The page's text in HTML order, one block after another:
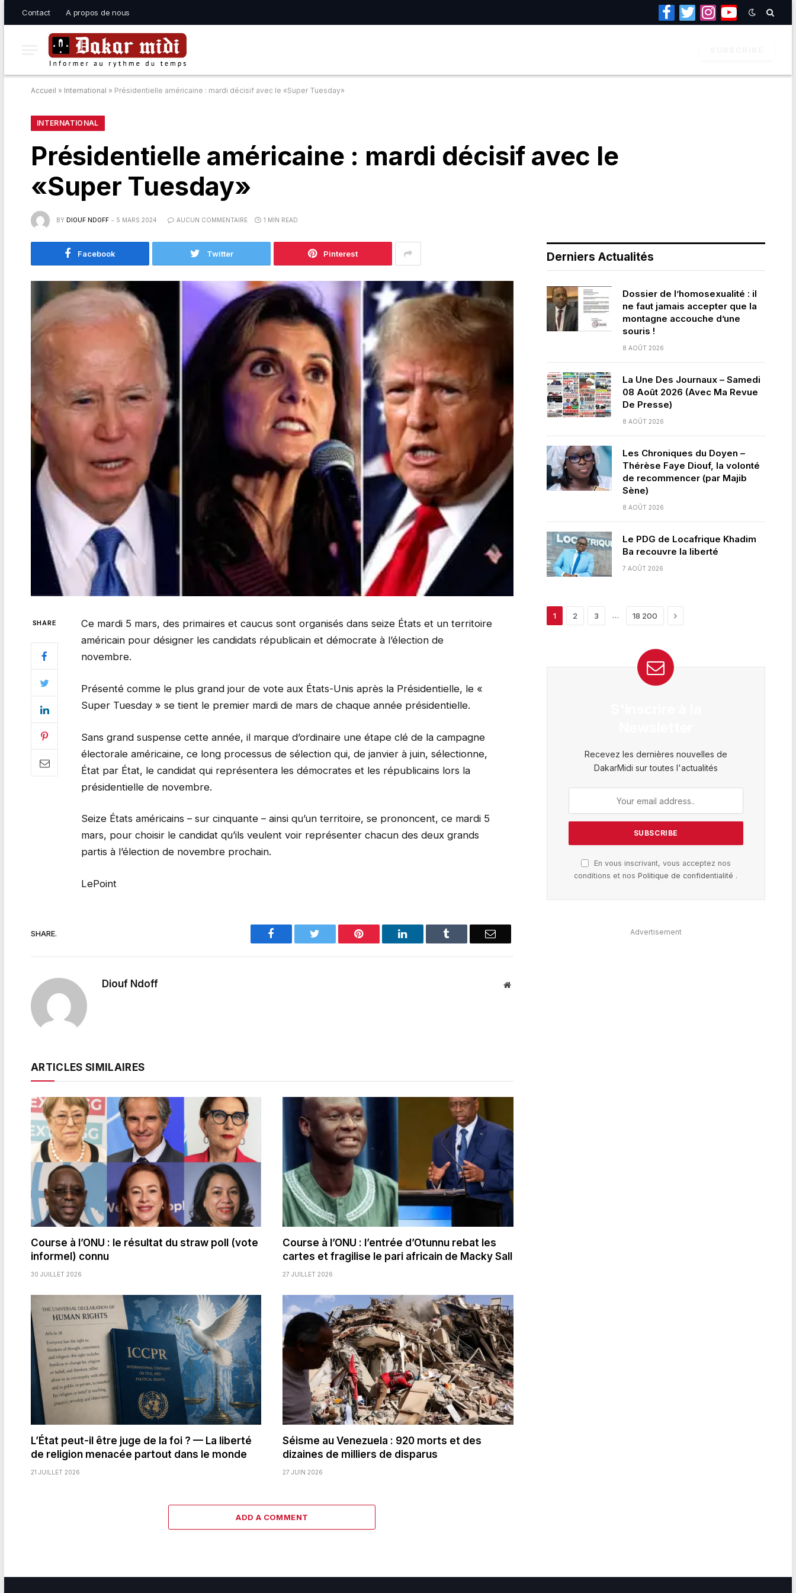
Contact A propos de nous
Facebook
TwitterInstagramYouTube
Accueil » International » Présidentielle américaine : mardi décisif avec le «Super Tuesday»
INTERNATIONAL
Présidentielle américaine : mardi décisif avec le
«Super Tuesday»
BY DIOUF NDOFF 5 MARS 2024 AUCUN COMMENTAIRE 1 MIN READ
Facebook Twitter Pinterest
SHARE
Ce mardi 5 mars, des primaires et caucus sont organisés dans seize États et un territoire
américain pour désigner les candidats républicain et démocrate à l’élection de
novembre.
Présenté comme le plus grand jour de vote aux États-Unis après la Présidentielle, le «
Super Tuesday » se tient le premier mardi de mars de chaque année présidentielle.
Sans grand suspense cette année, il marque d’ordinaire une étape clé de la campagne
électorale américaine, ce long processus de sélection qui, de janvier à juin, sélectionne,
État par État, le candidat qui représentera les démocrates et les républicains lors la
présidentielle de novembre.
Seize États américains – sur cinquante – ainsi qu’un territoire, se prononcent, ce mardi 5
mars, pour choisir le candidat qu’ils veulent voir représenter chacun des deux grands
partis à l’élection de novembre prochain.
LePoint
SHARE. Facebook Pinterest LinkedIn Email
Diouf Ndoff Website
ARTICLES SIMILAIRES
Course à l’ONU : le résultat du straw poll (vote
informel) connu
30 JUILLET 2026
Course à l’ONU : l’entrée d’Otunnu rebat les
cartes et fragilise le pari africain de Macky Sall
27 JUILLET 2026
L’État peut-il être juge de la foi ? — La liberté
de religion menacée partout dans le monde
21 JUILLET 2026
Séisme au Venezuela : 920 morts et des
dizaines de milliers de disparus
27 JUIN 2026
ADD A COMMENT
Derniers Actualités
Dossier de l’homosexualité : il
ne faut jamais accepter que la
montagne accouche d’une
souris !
8 AOÛT 2026
La Une Des Journaux – Samedi
08 Août 2026 (Avec Ma Revue
De Presse)
8 AOÛT 2026
Les Chroniques du Doyen –
Thérèse Faye Diouf, la volonté
de recommencer (par Majib
Sène)
8 AOÛT 2026
Le PDG de Locafrique Khadim
Ba recouvre la liberté
7 AOÛT 2026
1 2 3 … 18 200 Next
Recevez les dernières nouvelles de
DakarMidi sur toutes l'actualités
En vous inscrivant, vous acceptez nos
conditions et nosPolitique de confidentialité .
Advertisement